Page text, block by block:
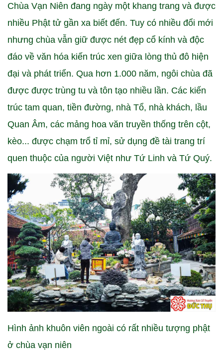
Chùa Vạn Niên đang ngày một khang trang và được
nhiều Phật tử gần xa biết đến. Tuy có nhiều đổi mới
nhưng chùa vẫn giữ được nét đẹp cổ kính và độc
đáo về văn hóa kiến trúc xen giữa lòng thủ đô hiện
đại và phát triển. Qua hơn 1.000 năm, ngôi chùa đã
được được trùng tu và tôn tạo nhiều lần. Các kiến
trúc tam quan, tiền đường, nhà Tổ, nhà khách, lầu
Quan Âm, các mảng hoa văn truyền thống trên cột,
kèo... được chạm trổ tỉ mỉ, sử dụng đề tài trang trí
quen thuộc của người Việt như Tứ Linh và Tứ Quý.
Hình ảnh khuôn viên ngoài có rất nhiều tượng phật
ở chùa vạn niên